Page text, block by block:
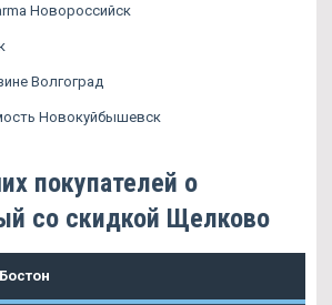
Новороссийск
Волгоград
Новокуйбышевск
покупателей о
со скидкой Щелково
Бостон